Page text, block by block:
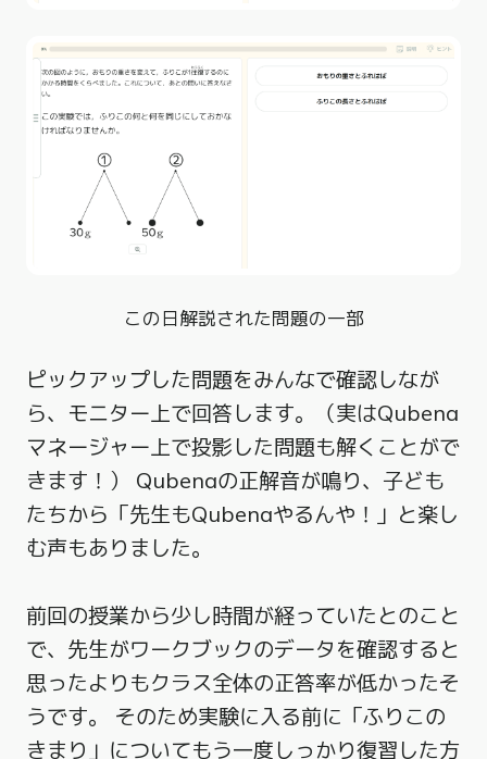
この日解説された問題の一部
ピックアップした問題をみんなで確認しなが
ら、モニター上で回答します。（実はQubena
マネージャー上で投影した問題も解くことがで
きます！） Qubenaの正解音が鳴り、子ども
たちから「先生もQubenaやるんや！」と楽し
む声もありました。
前回の授業から少し時間が経っていたとのこと
で、先生がワークブックのデータを確認すると
思ったよりもクラス全体の正答率が低かったそ
うです。 そのため実験に入る前に「ふりこの
きまり」についてもう一度しっかり復習した方